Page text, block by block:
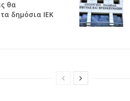
θα
δημόσια ΙΕΚ